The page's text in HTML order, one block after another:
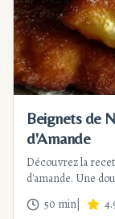
Beignets de
d'Amande
Découvrez la
d'amande. Une
réaliser et
réussir la friture.
50 min